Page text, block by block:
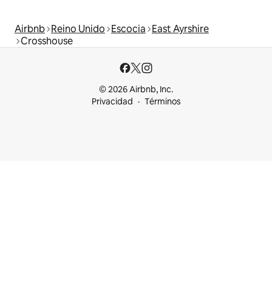
Airbnb Reino Unido Escocia East Ayrshire
Crosshouse
© 2026 Airbnb, Inc.
Privacidad
Términos